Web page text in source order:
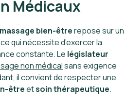
Médicaux
bien-êtrerepose sur un
qui nécessite d’exercer la
constante. Le législateur
non médicalsans exigence
il convient de respecter une
êtreetsoin thérapeutique.